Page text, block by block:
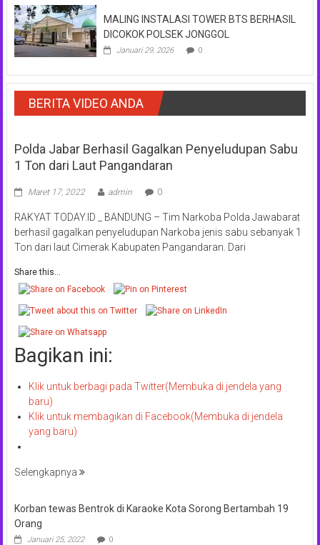
MALING INSTALASI TOWER BTS BERHASIL
DICOKOK POLSEK JONGGOL
Januari 29, 2026 0
BERITA VIDEO ANDA
Polda Jabar Berhasil Gagalkan Penyeludupan Sabu
1 Ton dari Laut Pangandaran
Maret 17, 2022 admin 0
RAKYAT TODAY.ID _ BANDUNG – Tim Narkoba Polda Jawabarat
berhasil gagalkan penyeludupan Narkoba jenis sabu sebanyak 1
Ton dari laut Cimerak Kabupaten Pangandaran. Dari
Share this...
Bagikan ini:
Klik untuk berbagi pada Twitter(Membuka di jendela yang
baru)
Klik untuk membagikan di Facebook(Membuka di jendela
yang baru)
Selengkapnya
Korban tewas Bentrok di Karaoke Kota Sorong Bertambah 19
Orang
Januari 25, 2022 0